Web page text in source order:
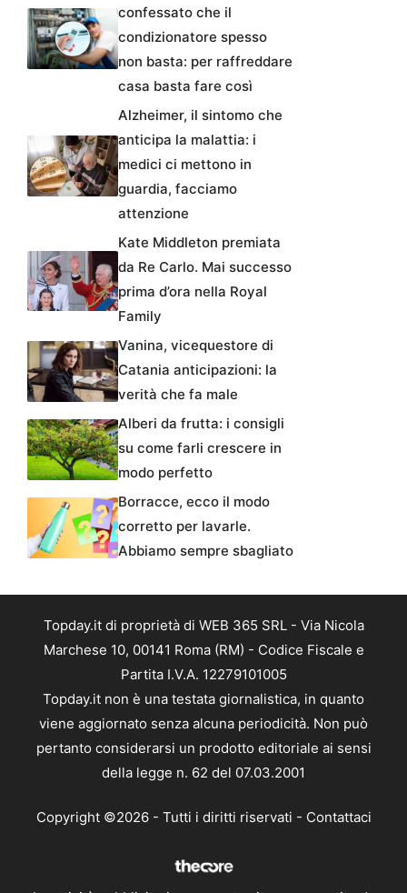
confessato che il
condizionatore spesso
non basta: per raffreddare
casa basta fare così
Alzheimer, il sintomo che
anticipa la malattia: i
medici ci mettono in
guardia, facciamo
attenzione
Kate Middleton premiata
da Re Carlo. Mai successo
prima d’ora nella Royal
Family
Vanina, vicequestore di
Catania anticipazioni: la
verità che fa male
Alberi da frutta: i consigli
su come farli crescere in
modo perfetto
Borracce, ecco il modo
corretto per lavarle.
Abbiamo sempre sbagliato
Topday.it di proprietà di WEB 365 SRL - Via Nicola
Marchese 10, 00141 Roma (RM) - Codice Fiscale e
Partita I.V.A. 12279101005
Topday.it non è una testata giornalistica, in quanto
viene aggiornato senza alcuna periodicità. Non può
pertanto considerarsi un prodotto editoriale ai sensi
della legge n. 62 del 07.03.2001
Copyright ©2026 - Tutti i diritti riservati - Contattaci